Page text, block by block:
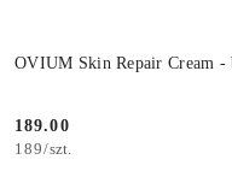
OVIUM Skin Repair Cream
Cena:
189.00
189/szt.